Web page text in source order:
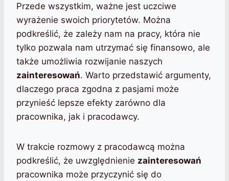
Przede wszystkim, ważne jest uczciwe
wyrażenie swoich priorytetów. Można
podkreślić, że zależy nam na pracy, która nie
tylko pozwala nam utrzymać się finansowo, ale
także umożliwia rozwijanie naszych
zainteresowań. Warto przedstawić argumenty,
dlaczego praca zgodna z pasjami może
przynieść lepsze efekty zarówno dla
pracownika, jak i pracodawcy.
W trakcie rozmowy z pracodawcą można
podkreślić, że uwzględnienie zainteresowań
pracownika może przyczynić się do